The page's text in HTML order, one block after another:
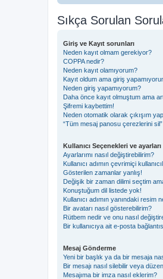
Sıkça Sorulan
Giriş ve Kayıt sorunları
Neden kayıt olmam gerekiyor?
COPPA nedir?
Neden kayıt olamıyorum?
Kayıt oldum ama giriş
Neden giriş yapamıyorum?
Daha önce kayıt olmuştum ama
Şifremi kaybettim!
Neden otomatik olarak çıkışım
“Tüm mesaj panosu çerezlerini
Kullanıcı Seçenekleri ve ayarları
Ayarlarımı nasıl değiştirebilirim?
Kullanıcı adımın çevrimiçi
Gösterilen zamanlar yanlış!
Değişik bir zaman dilimi seçtim
Konuştuğum dil listede yok!
Kullanıcı adımın yanındaki resim
Bir avatarı nasıl gösterebilirim?
Rütbem nedir ve onu nasıl
Bir kullanıcıya ait e-posta
Mesaj Gönderme
Yeni bir başlık ya da bir mesaja
Bir mesajı nasıl silebilir veya
Mesajıma bir imza nasıl eklerim?